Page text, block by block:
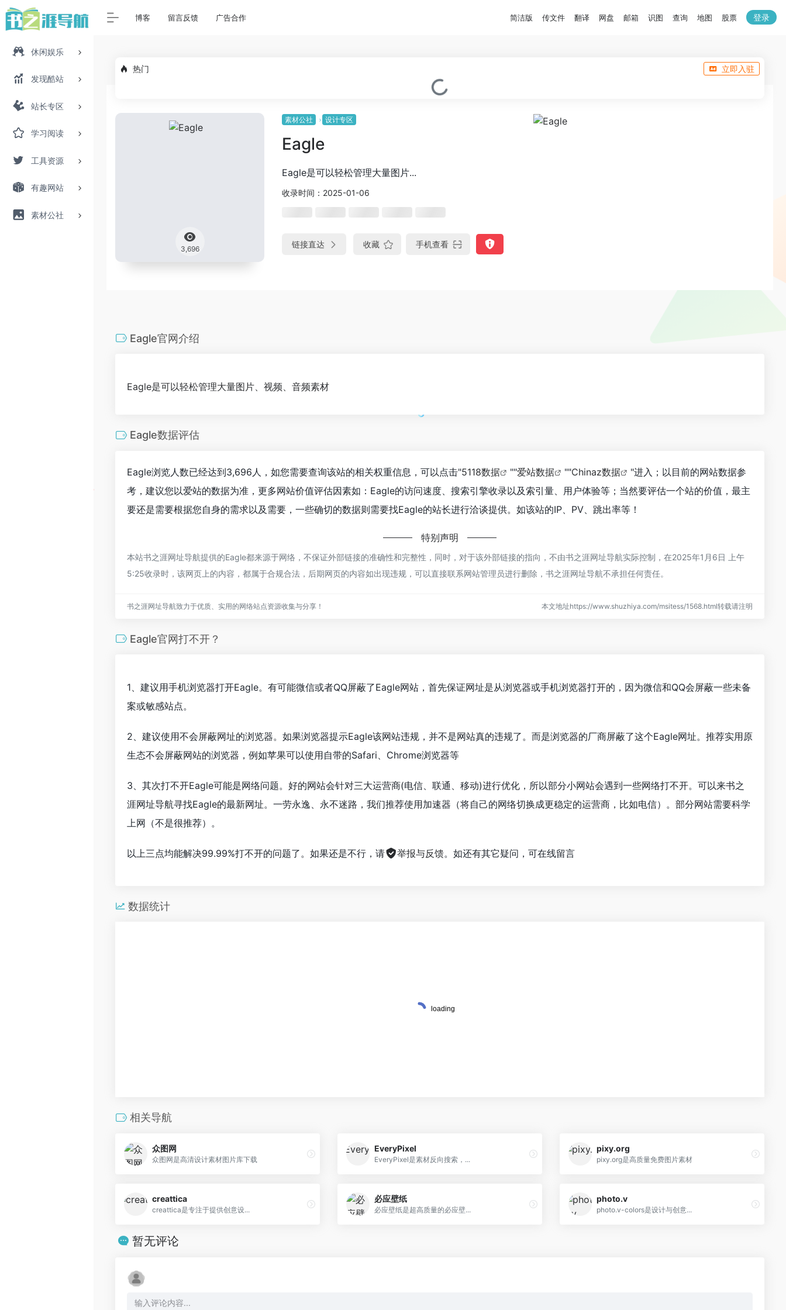
休闲娱乐
发现酷站
站长专区
学习阅读
工具资源
有趣网站
素材公社
博客 留言反馈 广告合作 简洁版 传文件 翻译 网盘 邮箱 识图 查询 地图 股票 登录
热门 立即入驻
3,696
素材公社 设计专区
Eagle
Eagle是可以轻松管理大量图片...
收录时间：2025-01-06
链接直达 收藏 手机查看
Eagle官网介绍
Eagle是可以轻松管理大量图片、视频、音频素材
Eagle数据评估
Eagle浏览人数已经达到3,696人，如您需要查询该站的相关权重信息，可以点击"5118数据 ""爱站数据 ""Chinaz数据
"进入；以目前的网站数据参
考，建议您以爱站的数据为准，更多网站价值评估因素如：Eagle的访问速度、搜索引擎收录以及索引量、用户体验等；当然要评估一个站的价值，最主
要还是需要根据您自身的需求以及需要，一些确切的数据则需要找Eagle的站长进行洽谈提供。如该站的IP、PV、跳出率等！
特别声明
本站书之涯网址导航提供的Eagle都来源于网络，不保证外部链接的准确性和完整性，同时，对于该外部链接的指向，不由书之涯网址导航实际控制，在2025年1月6日 上午
5:25收录时，该网页上的内容，都属于合规合法，后期网页的内容如出现违规，可以直接联系网站管理员进行删除，书之涯网址导航不承担任何责任。
书之涯网址导航致力于优质、实用的网络站点资源收集与分享！ 本文地址https://www.shuzhiya.com/msitess/1568.html转载请注明
Eagle官网打不开？
1、建议用手机浏览器打开Eagle。有可能微信或者QQ屏蔽了Eagle网站，首先保证网址是从浏览器或手机浏览器打开的，因为微信和QQ会屏蔽一些未备
案或敏感站点。
2、建议使用不会屏蔽网址的浏览器。如果浏览器提示Eagle该网站违规，并不是网站真的违规了。而是浏览器的厂商屏蔽了这个Eagle网址。推荐实用原
生态不会屏蔽网站的浏览器，例如苹果可以使用自带的Safari、Chrome浏览器等
3、其次打不开Eagle可能是网络问题。好的网站会针对三大运营商(电信、联通、移动)进行优化，所以部分小网站会遇到一些网络打不开。可以来书之
涯网址导航寻找Eagle的最新网址。一劳永逸、永不迷路，我们推荐使用加速器（将自己的网络切换成更稳定的运营商，比如电信）。部分网站需要科学
上网（不是很推荐）。
以上三点均能解决99.99%打不开的问题了。如果还是不行，请 举报与反馈。如还有其它疑问，可在线留言
数据统计
相关导航
众图网
众图网是高清设计素材图片库下载
EveryPixel
EveryPixel是素材反向搜索，...
pixy.org
pixy.org是高质量免费图片素材
creattica
creattica是专注于提供创意设...
必应壁纸
必应壁纸是超高质量的必应壁...
photo.v
photo.v-colors是设计与创意...
暂无评论